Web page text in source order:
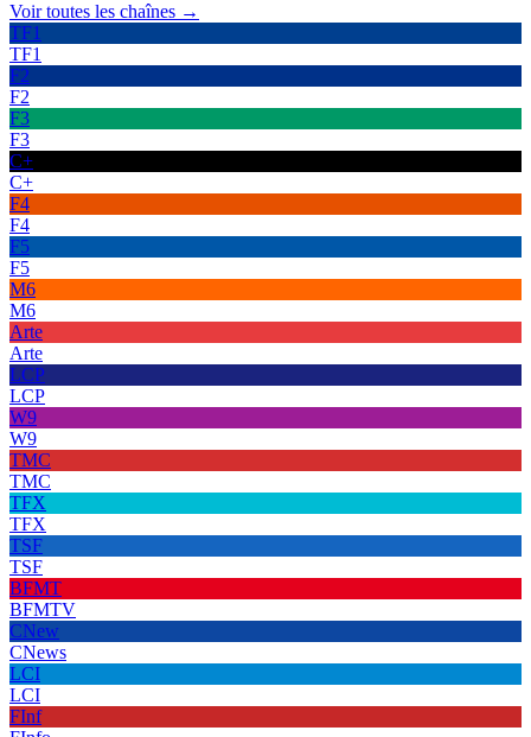
Voir toutes les chaînes →
TF1
TF1
F2
F2
F3
F3
C+
C+
F4
F4
F5
F5
M6
M6
Arte
Arte
LCP
LCP
W9
W9
TMC
TMC
TFX
TFX
TSF
TSF
BFMT
BFMTV
CNew
CNews
LCI
LCI
FInf